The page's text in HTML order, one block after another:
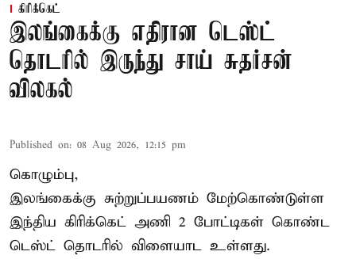
கிரிக்கெட்
இலங்கைக்கு எதிரான டெஸ்ட்
தொடரில் இருந்து சாய் சுதர்சன்
விலகல்
Published on: 08 Aug 2026, 12:15 pm
கொழும்பு,
இலங்கைக்கு சுற்றுப்பயணம் மேற்கொண்டுள்ள
இந்திய கிரிக்கெட் அணி 2 போட்டிகள் கொண்ட
டெஸ்ட் தொடரில் விளையாட உள்ளது.